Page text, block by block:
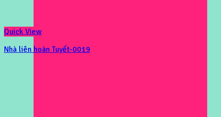
Quick View
Nhà liên hoàn Tuyết-0019